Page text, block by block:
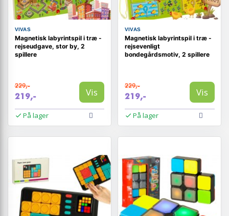
VIVAS
Magnetisk labyrintspil i træ -
rejseudgave, stor by, 2
spillere
229,-
219,- Vis
På lager
VIVAS
Magnetisk labyrintspil i træ -
rejsevenligt
bondegårdsmotiv, 2 spillere
229,-
219,- Vis
På lager